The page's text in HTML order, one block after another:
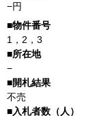
−円
1，2，3
−
不売